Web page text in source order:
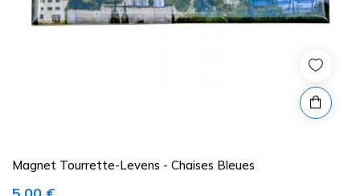
Magnet Tourrette-Levens - Chaises Bleues
Prix